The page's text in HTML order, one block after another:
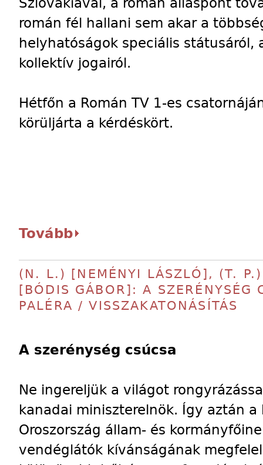
román fél hallani sem akar a
helyhatóságok speciális státusáról,
kollektív jogairól.
Hétfőn a Román TV 1-es
körüljárta a kérdéskört.
Tovább
(N. L.) [NEMÉNYI LÁSZLÓ], (T.
[BÓDIS GÁBOR]: A SZERÉNYSÉG
PALÉRA / VISSZAKATONÁSÍTÁS
A szerénység csúcsa
Ne ingereljük a világot
kanadai miniszterelnök. Így aztán
Oroszország állam- és
vendéglátók kívánságának